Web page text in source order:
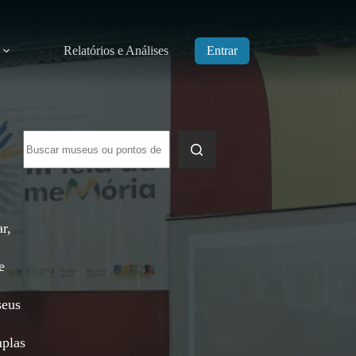
Relatórios e Análises Entrar
resultados